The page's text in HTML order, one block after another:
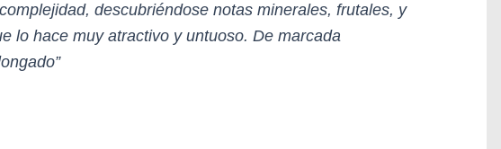
descubriéndose notas minerales, frutales, y
lo hace muy atractivo y untuoso. De marcada